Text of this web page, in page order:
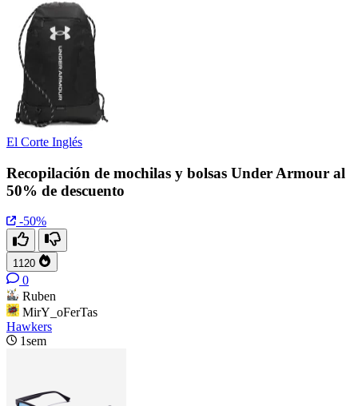
El Corte Inglés
Recopilación de mochilas y bolsas Under Armour al
50% de descuento
-50%
1120
0
Ruben
MirY_oFerTas
Hawkers
1sem